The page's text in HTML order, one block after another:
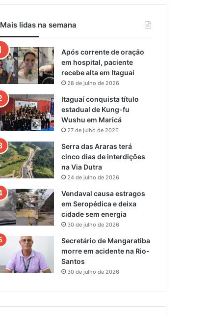
Mais lidas na semana
Após corrente de oração
em hospital, paciente
recebe alta em Itaguaí
28 de julho de 2026
Itaguaí conquista título
estadual de Kung-fu
Wushu em Maricá
27 de julho de 2026
Serra das Araras terá
cinco dias de interdições
na Via Dutra
24 de julho de 2026
Vendaval causa estragos
em Seropédica e deixa
cidade sem energia
30 de julho de 2026
Secretário de Mangaratiba
morre em acidente na Rio-
Santos
30 de julho de 2026